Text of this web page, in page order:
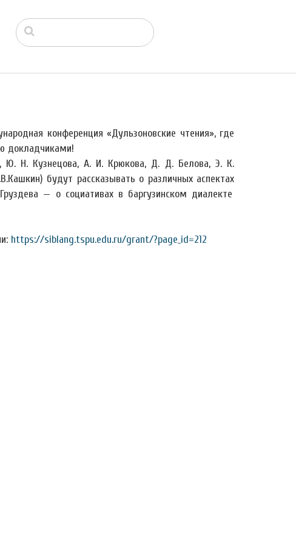
конференция «Дульзоновские чтения», где
докладчиками!
Н. Кузнецова, А. И. Крюкова, Д. Д. Белова, Э. К.
будут рассказывать о различных аспектах
— о социативах в баргузинском диалекте
https://siblang.tspu.edu.ru/grant/?page_id=212